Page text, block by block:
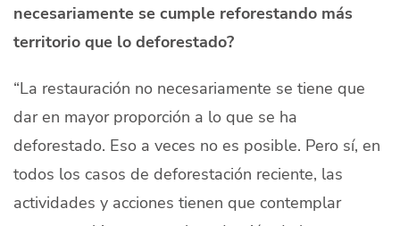
necesariamente se cumple reforestando más
territorio que lo deforestado?
“La restauración no necesariamente se tiene que
dar en mayor proporción a lo que se ha
deforestado. Eso a veces no es posible. Pero sí, en
todos los casos de deforestación reciente, las
actividades y acciones tienen que contemplar